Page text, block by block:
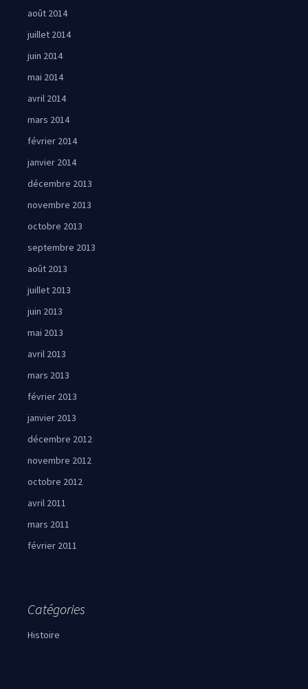
août 2014
juillet 2014
juin 2014
mai 2014
avril 2014
mars 2014
février 2014
janvier 2014
décembre 2013
novembre 2013
octobre 2013
septembre 2013
août 2013
juillet 2013
juin 2013
mai 2013
avril 2013
mars 2013
février 2013
janvier 2013
décembre 2012
novembre 2012
octobre 2012
avril 2011
mars 2011
février 2011
Catégories
Histoire